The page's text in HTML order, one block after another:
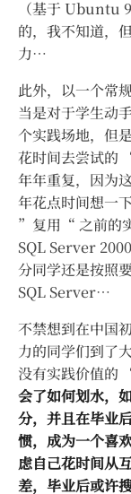
（基于 Ubuntu
的，我不知道，
力…
此外，以一个常
当是对于学生动
个实践场地，但
花时间去尝试的
年年重复，因为
年花点时间想一
”复用“ 之前的
SQL Server
分同学还是按照
SQL Server…
不禁想到在中国
力的同学们到了
没有实践价值的
会了如何划水，
分，并且在毕业
惯，成为一个喜
虑自己花时间从
差，毕业后或许